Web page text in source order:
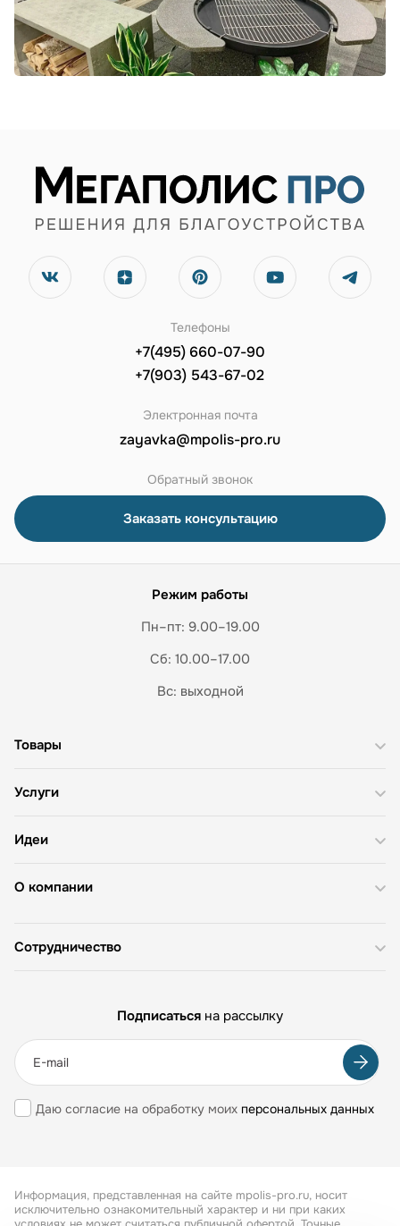
Телефоны
+7(495) 660-07-90
+7(903) 543-67-02
Электронная почта
zayavka@mpolis-pro.ru
Обратный звонок
Заказать консультацию
Режим работы
Пн–пт: 9.00–19.00
Сб: 10.00–17.00
Вс: выходной
О компании
Товары
Услуги
Идеи
Сотрудничество
Подписаться на рассылку
Даю согласие на обработку моих персональных данных
Информация, представленная на сайте mpolis-pro.ru, носит
исключительно ознакомительный характер и ни при каких